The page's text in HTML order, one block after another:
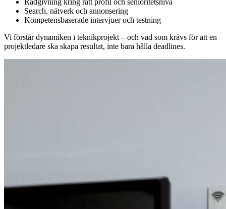
Rådgivning kring rätt profil och senioritetsnivå
Search, nätverk och annonsering
Kompetensbaserade intervjuer och testning
Vi förstår dynamiken i teknikprojekt – och vad som krävs för att en
projektledare ska skapa resultat, inte bara hålla deadlines.